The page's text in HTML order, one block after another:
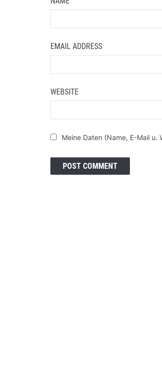
EMAIL ADDRESS
WEBSITE
Meine Daten (Name, E-Mail u.